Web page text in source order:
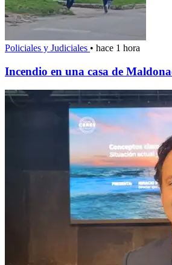
Policiales y Judiciales • hace 1 hora
Incendio en una casa de